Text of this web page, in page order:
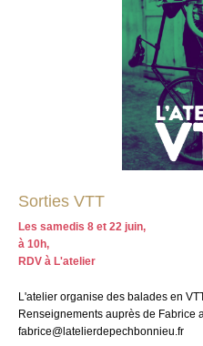
Sorties VTT
Les samedis 8 et 22 juin,
à 10h,
RDV à L'atelier
L'atelier organise des balades en
Renseignements auprès de Fabrice
fabrice@latelierdepechbonnieu.fr